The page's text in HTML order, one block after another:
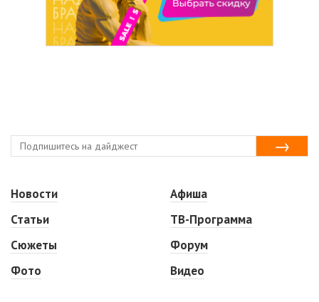
Новости
Статьи
Сюжеты
Фото
Афиша
ТВ-Программа
Форум
Видео